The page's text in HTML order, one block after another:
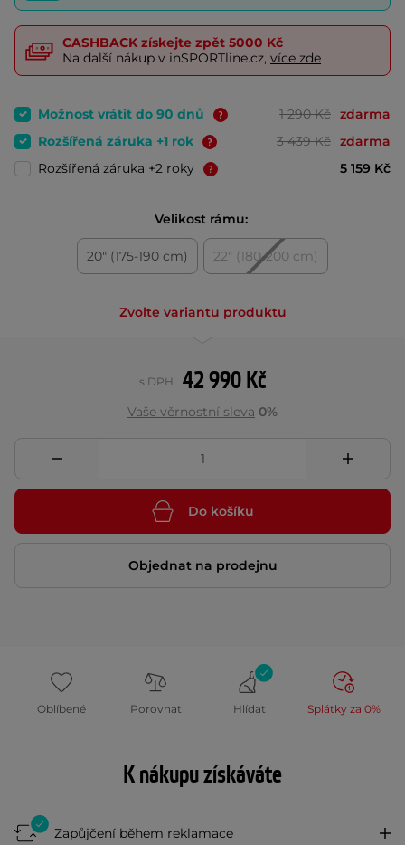
CASHBACK získejte zpět 5000 Kč
Na další nákup v inSPORTline.cz, více zde
Možnost vrátit do 90 dnů 1 290 Kč zdarma
Rozšířená záruka +1 rok
3 439 Kč zdarma
Rozšířená záruka +2 roky
5 159 Kč
Velikost rámu:
20" (175-190 cm) 22" (180-200 cm)
Zvolte variantu produktu
42 990 Kč
s DPH
Vaše věrnostní sleva 0%
Do košíku
Objednat na prodejnu
Oblíbené Porovnat Hlídat Splátky za 0%
K nákupu získáváte
Zapůjčení během reklamace